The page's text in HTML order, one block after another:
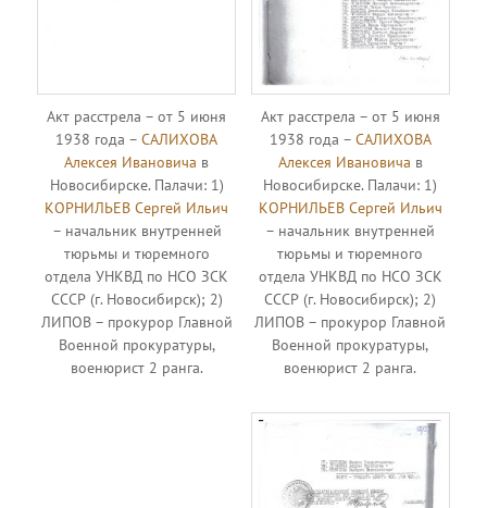
Акт расстрела – от 5 июня
1938 года –САЛИХОВА
Алексея Ивановича в
Новосибирске. Палачи: 1)
КОРНИЛЬЕВ Сергей Ильич
– начальник внутренней
тюрьмы и тюремного
отдела УНКВД по НСО ЗСК
СССР (г. Новосибирск); 2)
ЛИПОВ – прокурор Главной
Военной прокуратуры,
военюрист 2 ранга.
Акт расстрела – от 5 июня
1938 года – САЛИХОВА
Алексея Ивановича в
Новосибирске. Палачи: 1)
КОРНИЛЬЕВ Сергей Ильич
– начальник внутренней
тюрьмы и тюремного
отдела УНКВД по НСО ЗСК
СССР (г. Новосибирск); 2)
ЛИПОВ – прокурор Главной
Военной прокуратуры,
военюрист 2 ранга.